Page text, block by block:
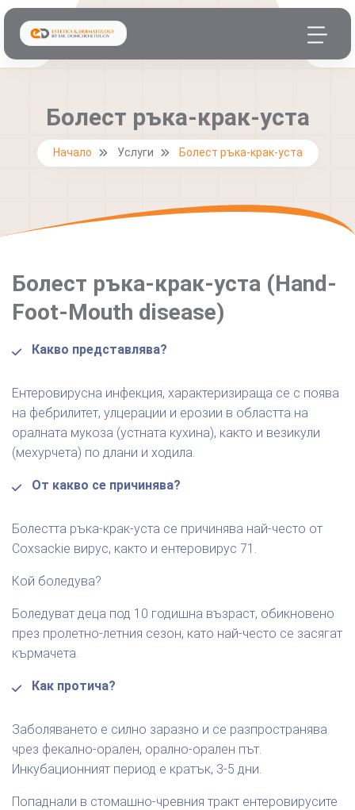
Болест ръка-крак-уста
Начало Услуги Болест ръка-крак-уста
Болест ръка-крак-уста (Hand-
Foot-Mouth disease)
Какво представлява?
Ентеровирусна инфекция, характеризираща се с поява
на фебрилитет, улцерации и ерозии в областта на
оралната мукоза (устната кухина), както и везикули
(мехурчета) по длани и ходила.
От какво се причинява?
Болестта ръка-крак-уста се причинява най-често от
Coxsackie вирус, както и ентеровирус 71.
Кой боледува?
Боледуват деца под 10 годишна възраст, обикновено
през пролетно-летния сезон, като най-често се засягат
кърмачета.
Как протича?
Заболяването е силно заразно и се разпространява
чрез фекално-орален, орално-орален път.
Инкубационният период е кратък, 3-5 дни.
Попаднали в стомашно-чревния тракт ентеровирусите